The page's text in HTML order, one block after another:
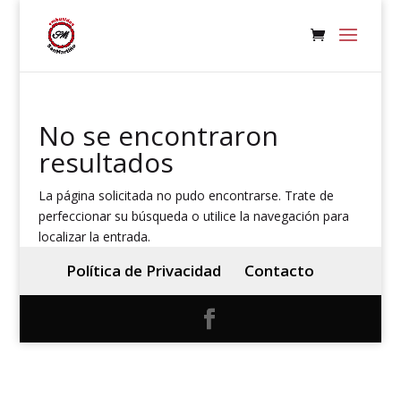
No se encontraron
resultados
La página solicitada no pudo encontrarse. Trate de
perfeccionar su búsqueda o utilice la navegación para
localizar la entrada.
Política de Privacidad Contacto